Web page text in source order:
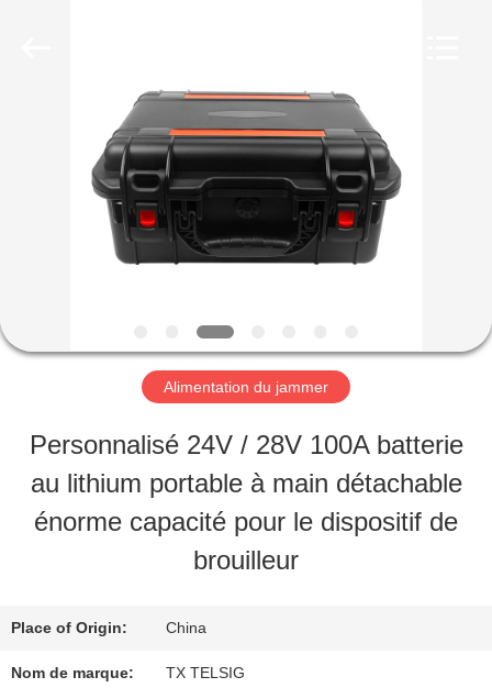
MAISON
PRODUITS
SUJET
VISITE
CONTRÔLE
DE
Alimentation du jammer
Personnalisé 24V / 28V 100A batterie
au lithium portable à main détachable
énorme capacité pour le dispositif de
brouilleur
Place of Origin: China
Nom de marque: TX TELSIG